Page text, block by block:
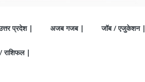
प्रदेश | अजब गजब | जॉब / एजुकेशन |
राशिफल |